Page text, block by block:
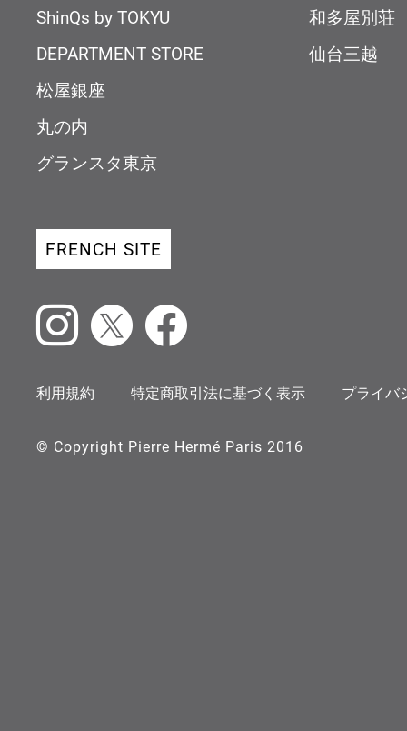
ShinQs by TOKYU
DEPARTMENT STORE
松屋銀座
丸の内
グランスタ東京
和多屋別荘
仙台三越
FRENCH SITE
利用規約 特定商取引法に基づく表示 プライバ
© Copyright Pierre Hermé Paris 2016